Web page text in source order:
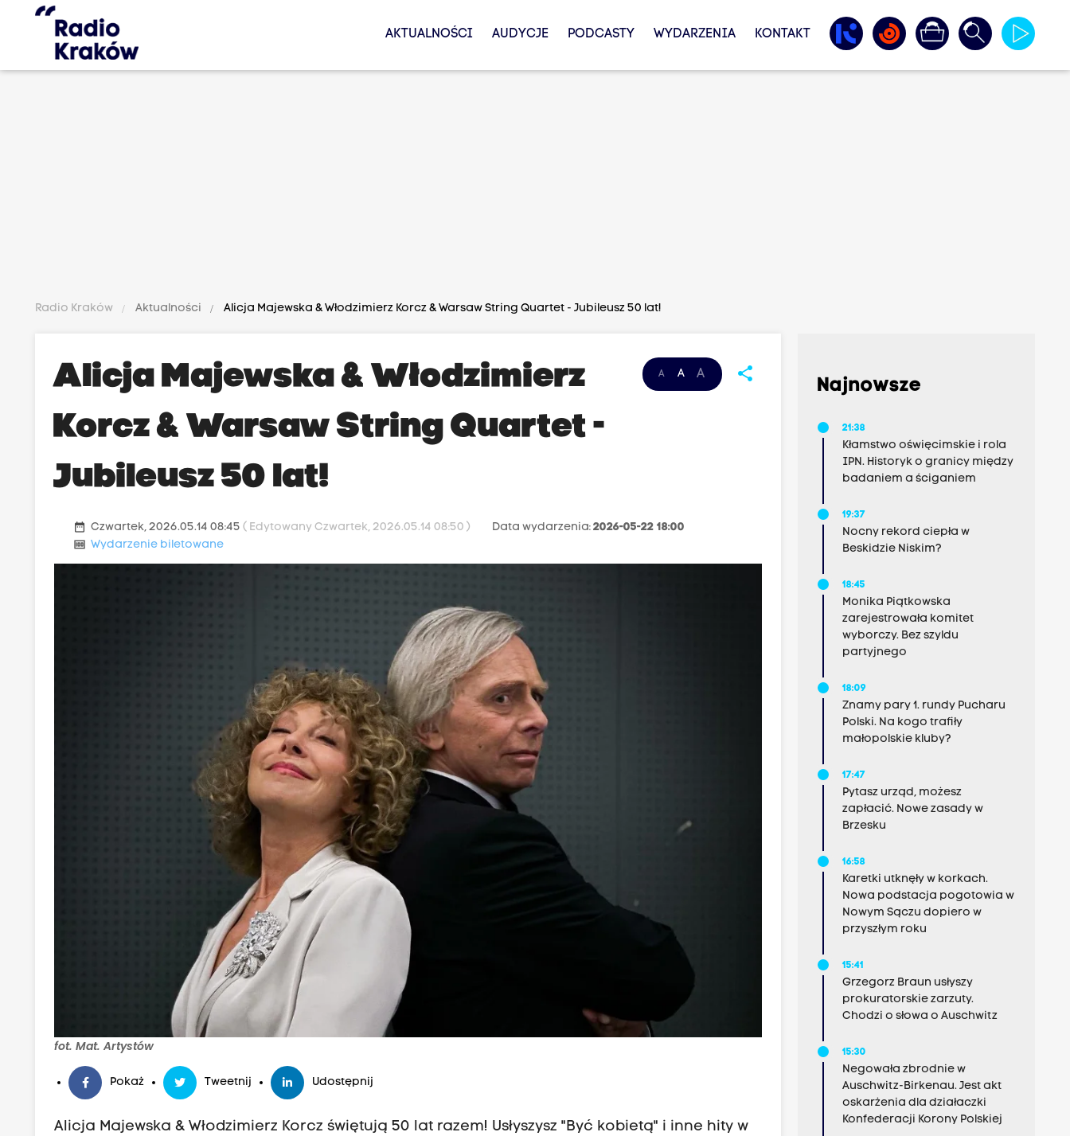
AKTUALNOŚCI AUDYCJE PODCASTY WYDARZENIA KONTAKT
Radio Kraków Aktualności Alicja Majewska & Włodzimierz Korcz & Warsaw String Quartet - Jubileusz 50 lat!
A A A share
Alicja Majewska & Włodzimierz
Korcz & Warsaw String Quartet -
Jubileusz 50 lat!
date_range Czwartek, 2026.05.14 08:45( Edytowany Czwartek, 2026.05.14 08:50 ) Data wydarzenia:2026-05-22 18:00
money Wydarzenie biletowane
fot. Mat. Artystów
Pokaż Tweetnij Udostępnij
Alicja Majewska & Włodzimierz Korcz świętują 50 lat razem! Usłyszysz "Być kobietą" i inne hity w
Najnowsze
21:38
Kłamstwo oświęcimskie i rola
IPN. Historyk o granicy między
badaniem a ściganiem
19:37
Nocny rekord ciepła w
Beskidzie Niskim?
18:45
Monika Piątkowska
zarejestrowała komitet
wyborczy. Bez szyldu
partyjnego
18:09
Znamy pary 1. rundy Pucharu
Polski. Na kogo trafiły
małopolskie kluby?
17:47
Pytasz urząd, możesz
zapłacić. Nowe zasady w
Brzesku
16:58
Karetki utknęły w korkach.
Nowa podstacja pogotowia w
Nowym Sączu dopiero w
przyszłym roku
15:41
Grzegorz Braun usłyszy
prokuratorskie zarzuty.
Chodzi o słowa o Auschwitz
15:30
Negowała zbrodnie w
Auschwitz-Birkenau. Jest akt
oskarżenia dla działaczki
Konfederacji Korony Polskiej